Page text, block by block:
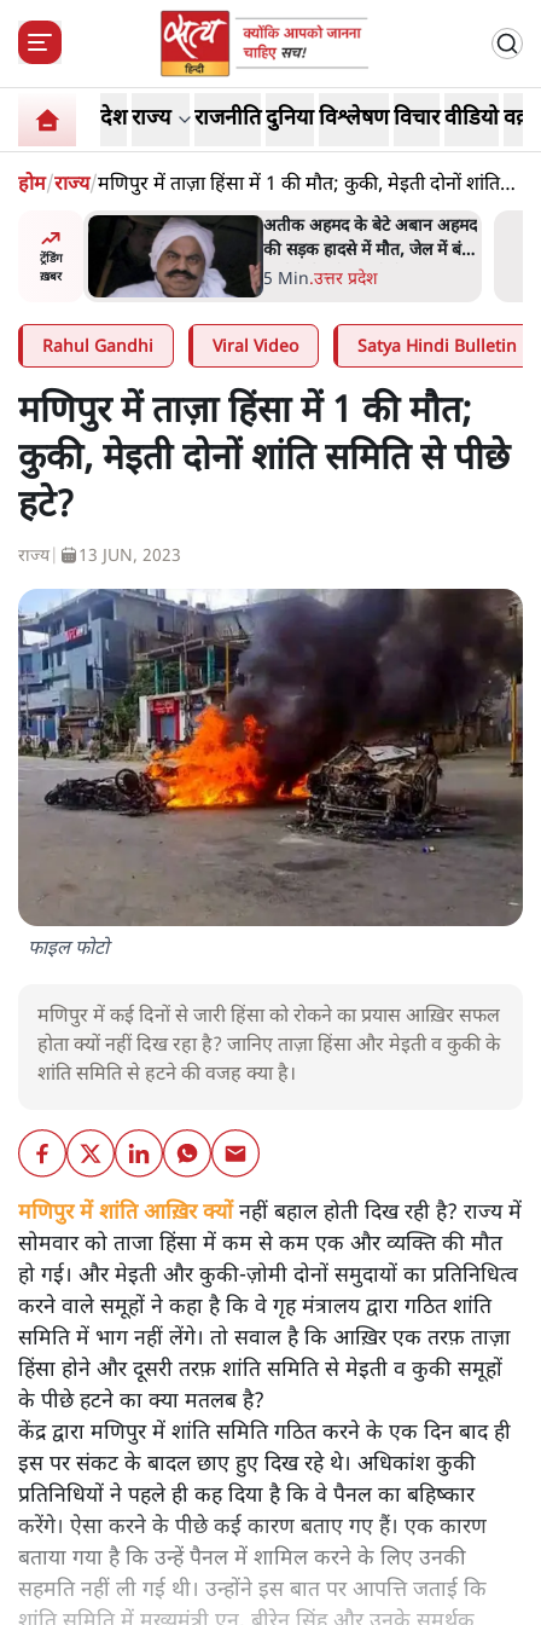
देशराज्य राजनीतिदुनियाविश्लेषणविचारवीडियो
होम/राज्य/मणिपुर में ताज़ा हिंसा में 1 की मौत; कुकी, मेइती दोनों शांति
समिति से पीछे हटे?
ट्रेंडिंग
ख़बर
बोले थे-
अतीक अहमद के बेटे अबान अहमद
की सड़क हादसे में मौत, जेल में बंद
भाई से मिलने जा रहे थे
5 Min.उत्तर प्रदेश
Rahul Gandhi Viral Video Satya Hindi Bulletin
मणिपुर में ताज़ा हिंसा में 1 की मौत;
कुकी, मेइती दोनों शांति समिति से पीछे
हटे?
राज्य| 13 JUN, 2023
फाइल फोटो
मणिपुर में कई दिनों से जारी हिंसा को रोकने का प्रयास आख़िर सफल
होता क्यों नहीं दिख रहा है? जानिए ताज़ा हिंसा और मेइती व कुकी के
शांति समिति से हटने की वजह क्या है।
मणिपुर में शांति आख़िर क्योंनहीं बहाल होती दिख रही है? राज्य में
सोमवार को ताजा हिंसा में कम से कम एक और व्यक्ति की मौत
हो गई। और मेइती और कुकी-ज़ोमी दोनों समुदायों का प्रतिनिधित्व
करने वाले समूहों ने कहा है कि वे गृह मंत्रालय द्वारा गठित शांति
समिति में भाग नहीं लेंगे। तो सवाल है कि आख़िर एक तरफ़ ताज़ा
हिंसा होने और दूसरी तरफ़ शांति समिति से मेइती व कुकी समूहों
के पीछे हटने का क्या मतलब है?
केंद्र द्वारा मणिपुर में शांति समिति गठित करने के एक दिन बाद ही
इस पर संकट के बादल छाए हुए दिख रहे थे। अधिकांश कुकी
प्रतिनिधियों ने पहले ही कह दिया है कि वे पैनल का बहिष्कार
करेंगे। ऐसा करने के पीछे कई कारण बताए गए हैं। एक कारण
बताया गया है कि उन्हें पैनल में शामिल करने के लिए उनकी
सहमति नहीं ली गई थी। उन्होंने इस बात पर आपत्ति जताई कि